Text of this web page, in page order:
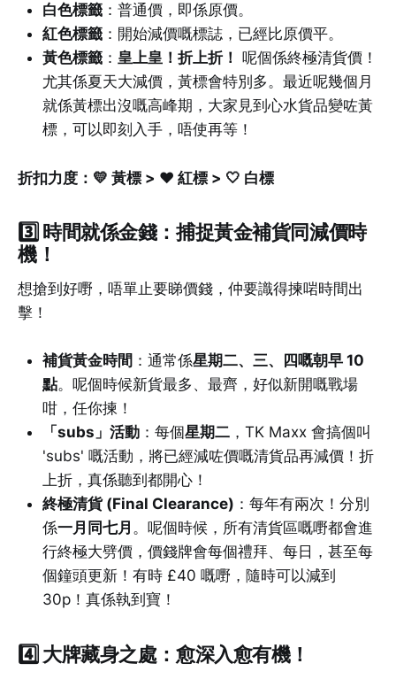
白色標籤 ：普通價，即係原價。
紅色標籤 ：開始減價嘅標誌，已經比原價平。
黃色標籤 ： 皇上皇！折上折！ 呢個係終極清貨價！
尤其係夏天大減價，黃標會特別多。最近呢幾個月
就係黃標出沒嘅高峰期，大家見到心水貨品變咗黃
標，可以即刻入手，唔使再等！
折扣力度：💛 黃標 > ❤️ 紅標 > 🤍 白標
3️⃣ 時間就係金錢：捕捉黃金補貨同減價時
機！
想搶到好嘢，唔單止要睇價錢，仲要識得揀啱時間出
擊！
補貨黃金時間 ：通常係星期二、三、四嘅朝早 10
點。呢個時候新貨最多、最齊，好似新開嘅戰場
咁，任你揀！
「subs」活動 ：每個星期二 ，TK Maxx 會搞個叫
'subs' 嘅活動，將已經減咗價嘅清貨品再減價！折
上折，真係聽到都開心！
終極清貨 (Final Clearance) ：每年有兩次！分別
係一月同七月 。呢個時候，所有清貨區嘅嘢都會進
行終極大劈價，價錢牌會每個禮拜、每日，甚至每
個鐘頭更新！有時 £40 嘅嘢，隨時可以減到
30p！真係執到寶！
4️⃣ 大牌藏身之處：愈深入愈有機！